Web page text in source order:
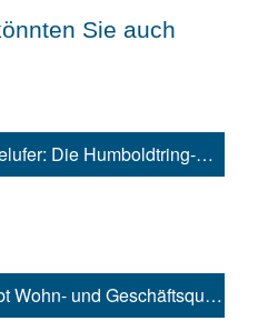
Sie auch
Projekt-Update vom Havelufer: Die Humboldtring-Gärten nehmen Gestalt an
QUARTERBACK übergibt Wohn- und Geschäftsquartier Darwinbogen in Königs Wusterhausen bei Berlin an HIH